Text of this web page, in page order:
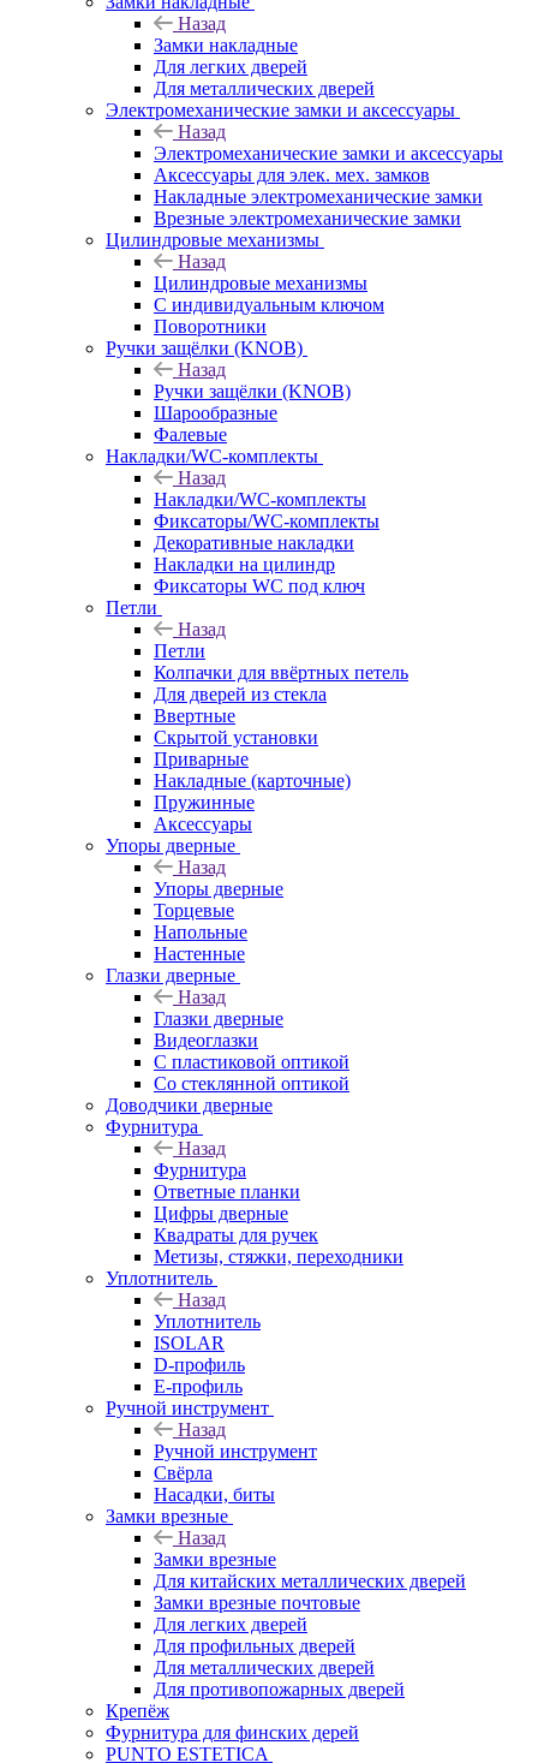
Назад
Замки накладные
Для легких дверей
Для металлических дверей
Электромеханические замки и аксессуары
Назад
Электромеханические замки и аксессуары
Аксессуары для элек. мех. замков
Накладные электромеханические замки
Врезные электромеханические замки
Цилиндровые механизмы
Назад
Цилиндровые механизмы
С индивидуальным ключом
Поворотники
Ручки защёлки (KNOB)
Назад
Ручки защёлки (KNOB)
Шарообразные
Фалевые
Накладки/WC-комплекты
Назад
Накладки/WC-комплекты
Фиксаторы/WC-комплекты
Декоративные накладки
Накладки на цилиндр
Фиксаторы WC под ключ
Петли
Назад
Петли
Колпачки для ввёртных петель
Для дверей из стекла
Ввертные
Скрытой установки
Приварные
Накладные (карточные)
Пружинные
Аксессуары
Упоры дверные
Назад
Упоры дверные
Торцевые
Напольные
Настенные
Глазки дверные
Назад
Глазки дверные
Видеоглазки
С пластиковой оптикой
Со стеклянной оптикой
Доводчики дверные
Фурнитура
Назад
Фурнитура
Ответные планки
Цифры дверные
Квадраты для ручек
Метизы, стяжки, переходники
Уплотнитель
Назад
Уплотнитель
ISOLAR
D-профиль
Е-профиль
Ручной инструмент
Назад
Ручной инструмент
Свёрла
Насадки, биты
Замки врезные
Назад
Замки врезные
Для китайских металлических дверей
Замки врезные почтовые
Для легких дверей
Для профильных дверей
Для металлических дверей
Для противопожарных дверей
Крепёж
Фурнитура для финских дерей
PUNTO ESTETICA